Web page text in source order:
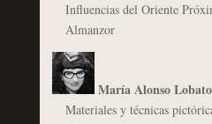
Influencias del Oriente
Almanzor
María Alonso Lobato
Materiales y técnicas